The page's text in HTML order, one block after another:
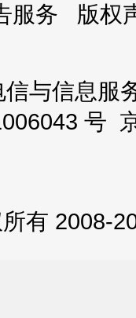
服务 版
信与信息
号
有 2008-